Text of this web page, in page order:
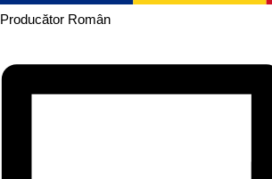
Producător Român